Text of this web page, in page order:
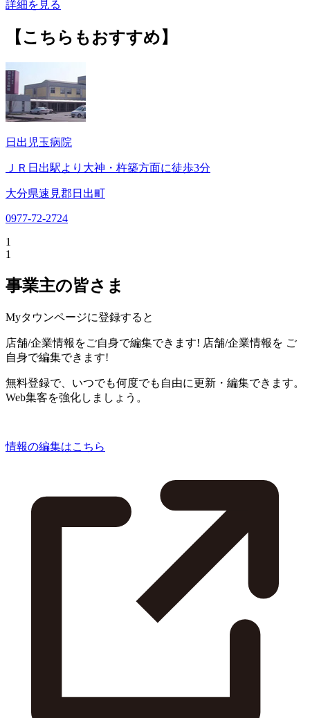
詳細を見る
【こちらもおすすめ】
日出児玉病院
ＪＲ日出駅より大神・杵築方面に徒歩3分
大分県速見郡日出町
0977-72-2724
1
1
事業主の皆さま
Myタウンページに登録すると
店舗/企業情報をご自身で編集できます! 店舗/企業情報を ご
自身で編集できます!
無料登録で、いつでも何度でも自由に更新・編集できます。
Web集客を強化しましょう。
情報の編集はこちら